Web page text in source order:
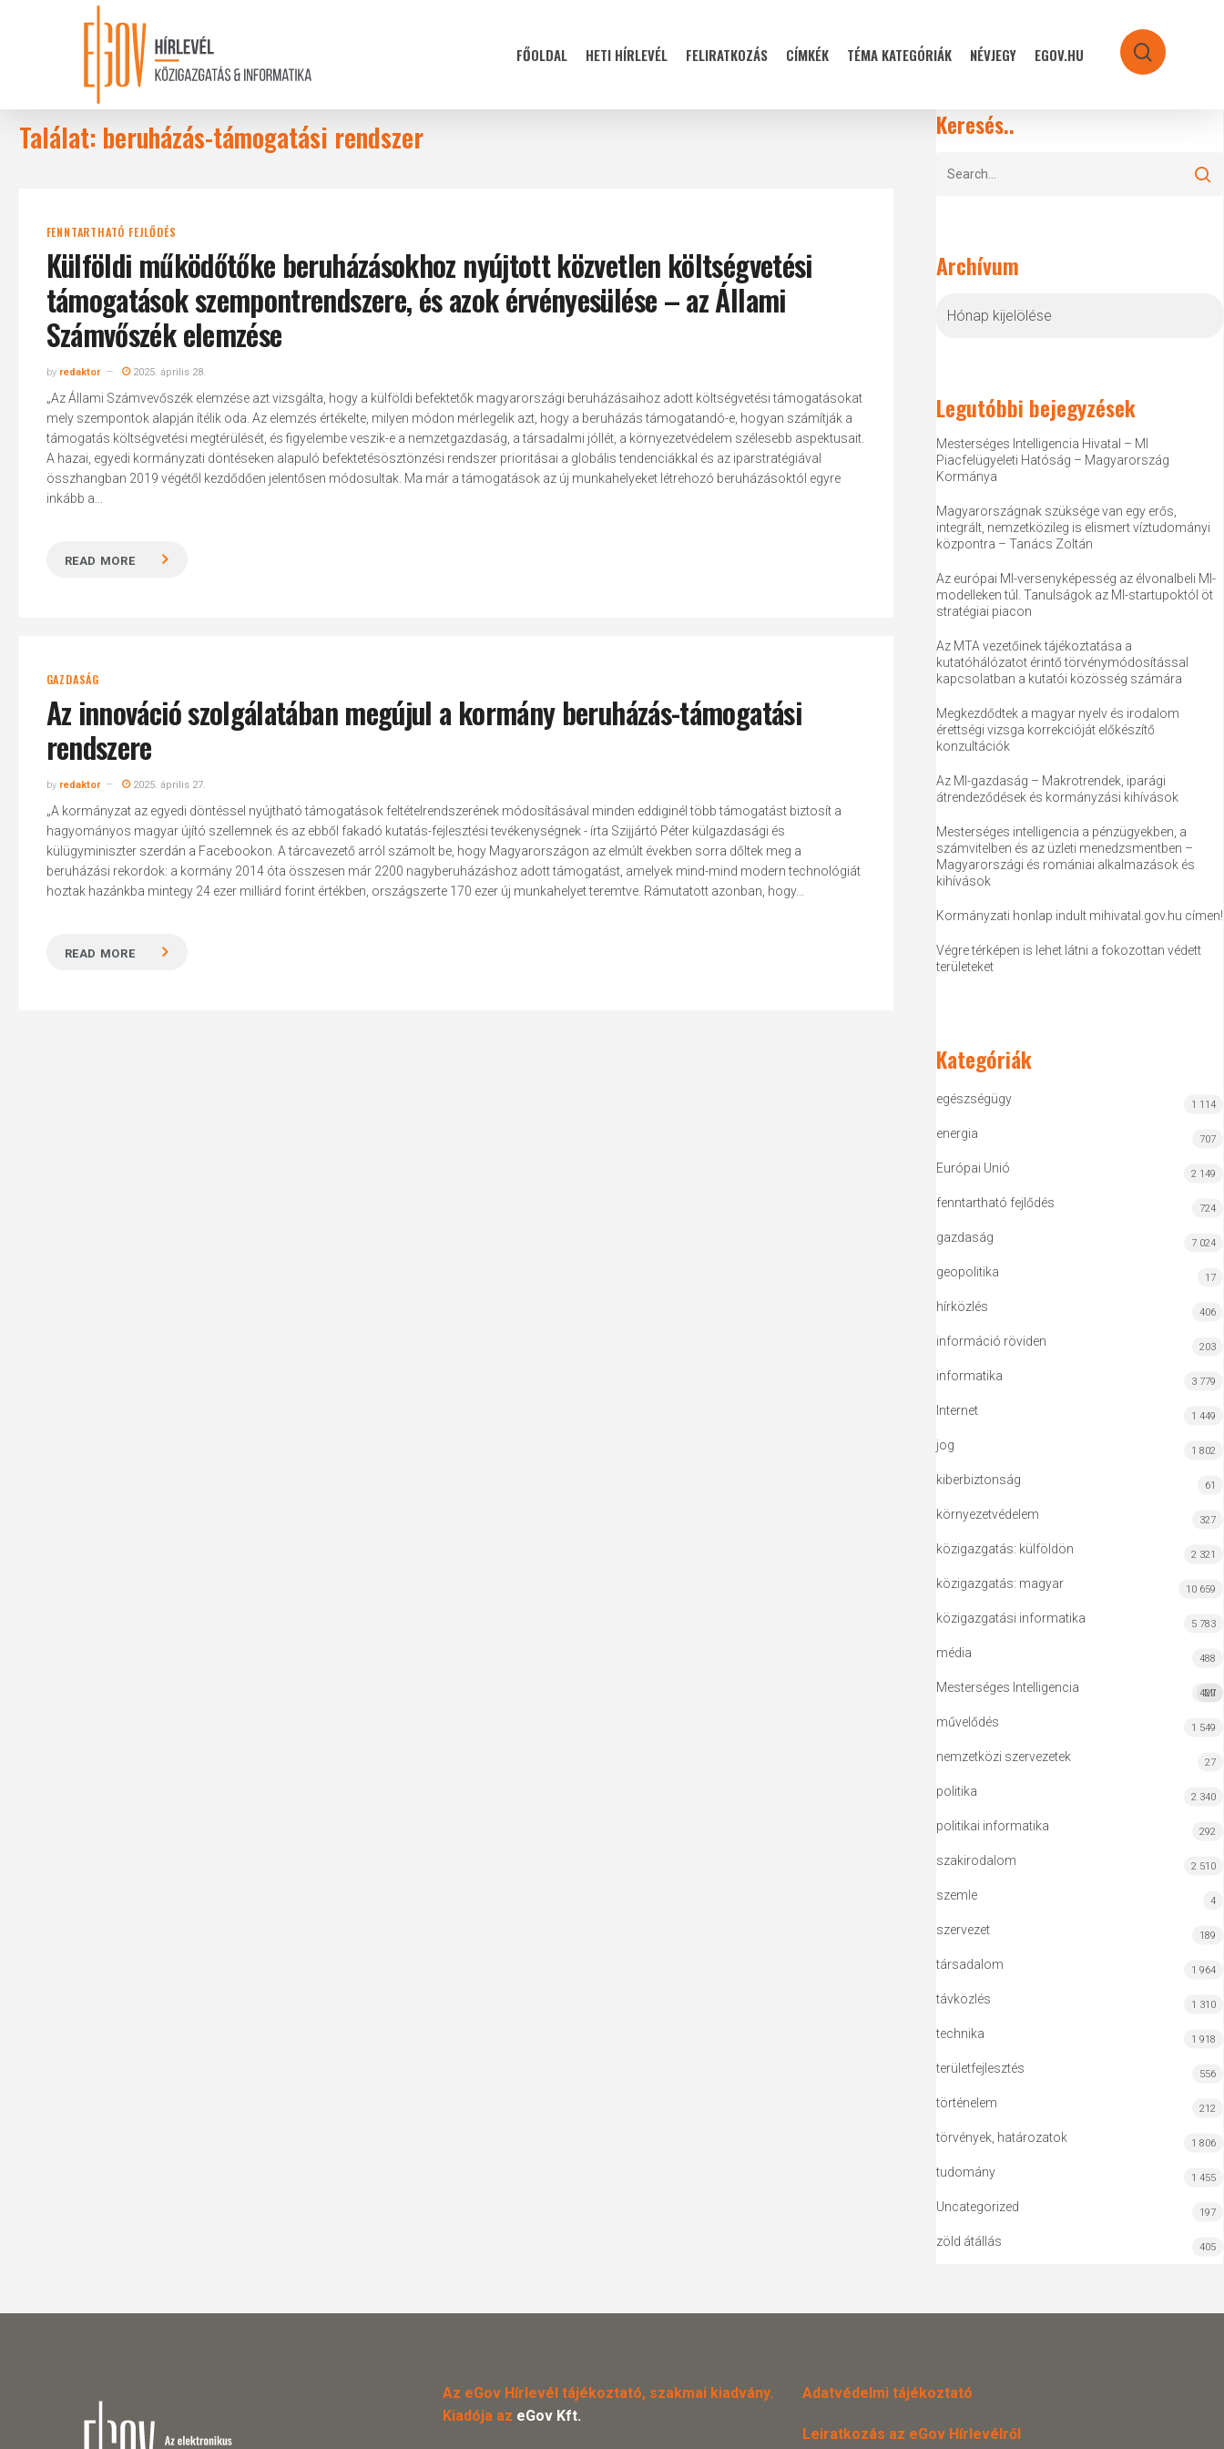
FŐOLDAL HETI HÍRLEVÉL FELIRATKOZÁS CÍMKÉK TÉMA KATEGÓRIÁK NÉVJEGY EGOV.HU search
Találat: beruházás-támogatási rendszer
FENNTARTHATÓ FEJLŐDÉS
Külföldi működőtőke beruházásokhoz nyújtott közvetlen költségvetési
támogatások szempontrendszere, és azok érvényesülése – az Állami
Számvőszék elemzése
by redaktor 2025. április 28.
„Az Állami Számvevőszék elemzése azt vizsgálta, hogy a külföldi befektetők magyarországi beruházásaihoz adott költségvetési támogatásokat
mely szempontok alapján ítélik oda. Az elemzés értékelte, milyen módon mérlegelik azt, hogy a beruházás támogatandó-e, hogyan számítják a
támogatás költségvetési megtérülését, és figyelembe veszik-e a nemzetgazdaság, a társadalmi jóllét, a környezetvédelem szélesebb aspektusait.
A hazai, egyedi kormányzati döntéseken alapuló befektetésösztönzési rendszer prioritásai a globális tendenciákkal és az iparstratégiával
összhangban 2019 végétől kezdődően jelentősen módosultak. Ma már a támogatások az új munkahelyeket létrehozó beruházásoktól egyre
inkább a...
READ MORE
GAZDASÁG
Az innováció szolgálatában megújul a kormány beruházás-támogatási
rendszere
by redaktor 2025. április 27.
„A kormányzat az egyedi döntéssel nyújtható támogatások feltételrendszerének módosításával minden eddiginél több támogatást biztosít a
hagyományos magyar újító szellemnek és az ebből fakadó kutatás-fejlesztési tevékenységnek - írta Szijjártó Péter külgazdasági és
külügyminiszter szerdán a Facebookon. A tárcavezető arról számolt be, hogy Magyarországon az elmúlt években sorra dőltek meg a
beruházási rekordok: a kormány 2014 óta összesen már 2200 nagyberuházáshoz adott támogatást, amelyek mind-mind modern technológiát
hoztak hazánkba mintegy 24 ezer milliárd forint értékben, országszerte 170 ezer új munkahelyet teremtve. Rámutatott azonban, hogy...
READ MORE
Keresés..
Archívum
Legutóbbi bejegyzések
Mesterséges Intelligencia Hivatal – MI
Piacfelügyeleti Hatóság – Magyarország
Kormánya
Magyarországnak szüksége van egy erős,
integrált, nemzetközileg is elismert víztudományi
központra – Tanács Zoltán
Az európai MI-versenyképesség az élvonalbeli MI-
modelleken túl. Tanulságok az MI-startupoktól öt
stratégiai piacon
Az MTA vezetőinek tájékoztatása a
kutatóhálózatot érintő törvénymódosítással
kapcsolatban a kutatói közösség számára
Megkezdődtek a magyar nyelv és irodalom
érettségi vizsga korrekcióját előkészítő
konzultációk
Az MI-gazdaság – Makrotrendek, iparági
átrendeződések és kormányzási kihívások
Mesterséges intelligencia a pénzügyekben, a
számvitelben és az üzleti menedzsmentben –
Magyarországi és romániai alkalmazások és
kihívások
Kormányzati honlap indult mihivatal.gov.hu címen!
Végre térképen is lehet látni a fokozottan védett
területeket
Kategóriák
egészségügy 1 114
energia 707
Európai Unió 2 149
fenntartható fejlődés 724
gazdaság 7 024
geopolitika 17
hírközlés 406
információ röviden 203
informatika 3 779
Internet 1 449
jog 1 802
kiberbiztonság 61
környezetvédelem 327
közigazgatás: külföldön 2 321
közigazgatás: magyar 10 659
közigazgatási informatika 5 783
média 488
Mesterséges Intelligencia MI
427
művelődés 1 549
nemzetközi szervezetek 27
politika 2 340
politikai informatika 292
szakirodalom 2 510
szemle 4
szervezet 189
társadalom 1 964
távközlés 1 310
technika 1 918
területfejlesztés 556
történelem 212
törvények, határozatok 1 806
tudomány 1 455
Uncategorized 197
zöld átállás 405
Az eGov Hírlevél tájékoztató, szakmai kiadvány.
Kiadója az eGov Kft.
Adatvédelmi tájékoztató
Leiratkozás az eGov Hírlevélről